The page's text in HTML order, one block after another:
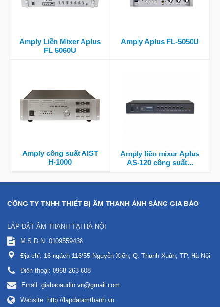
Amply Liền Mixer Aplus
FL-5060U
Amply Aplus FL-5050U
Amply công suất AIST
H-1000
Amply liền mixer Aplus
AS-120 công suất...
CÔNG TY TNHH THIẾT BỊ ÂM THANH ÁNH SÁNG GIA BẢO
LẮP ĐẶT ÂM THANH TẠI HÀ NỘI
M.S.D.N: 0109559438
Địa chỉ: 16 ngách 116/55 Nguyễn Xiển, Q. Thanh Xuân, TP. Hà Nội
Điện thoại: 0968 263 608
Email: giabaoaudio.vn@gmail.com
Website: http://lapdatamthanh.vn